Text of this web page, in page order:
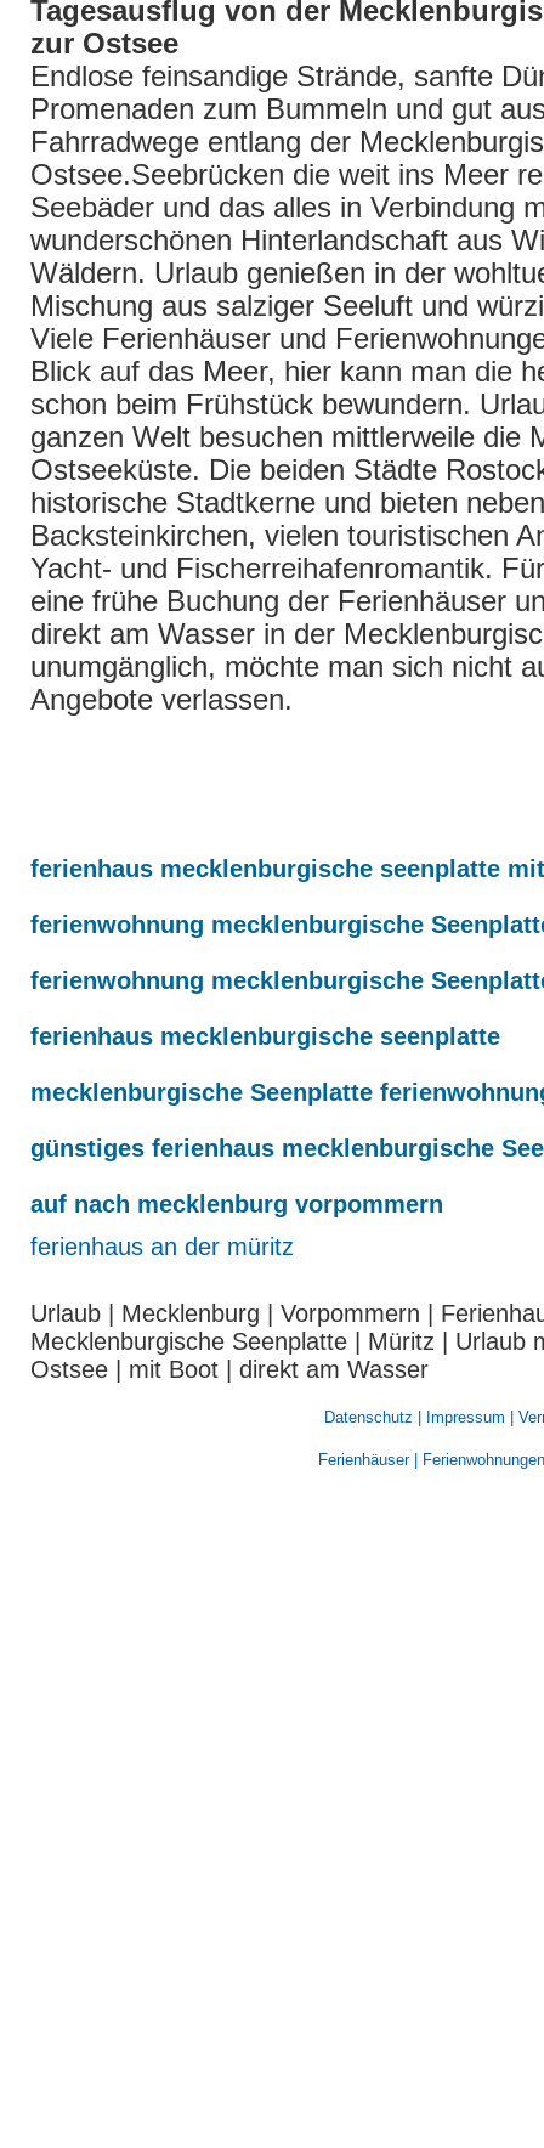
Tagesausflug von der
zur Ostsee
Endlose feinsandige Strände, sanfte
Promenaden zum Bummeln und gut
Fahrradwege entlang der
Ostsee.Seebrücken die weit ins Meer
Seebäder und das alles in Verbindung
wunderschönen Hinterlandschaft aus
Wäldern. Urlaub genießen in der
Mischung aus salziger Seeluft und
Viele Ferienhäuser und
Blick auf das Meer, hier kann man die
schon beim Frühstück bewundern.
ganzen Welt besuchen mittlerweile die
Ostseeküste. Die beiden Städte
historische Stadtkerne und bieten
Backsteinkirchen, vielen touristischen
Yacht- und Fischerreihafenromantik.
eine frühe Buchung der Ferienhäuser
direkt am Wasser in der
unumgänglich, möchte man sich nicht
Angebote verlassen.
ferienhaus mecklenburgische seenplatte
ferienwohnung mecklenburgische
ferienwohnung mecklenburgische
ferienhaus mecklenburgische seenplatte
mecklenburgische Seenplatte
günstiges ferienhaus mecklenburgische
auf nach mecklenburg vorpommern
ferienhaus an der müritz
Urlaub | Mecklenburg | Vorpommern |
Mecklenburgische Seenplatte | Müritz | Urlaub
Ostsee | mit Boot | direkt am Wasser
Datenschutz Impressum
Ferienhäuser| Ferienwohnungen